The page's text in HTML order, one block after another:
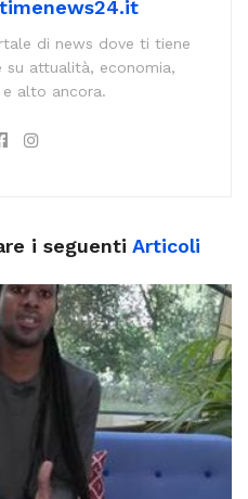
di news dove ti tiene
attualità, economia,
alto ancora.
i seguenti Articoli